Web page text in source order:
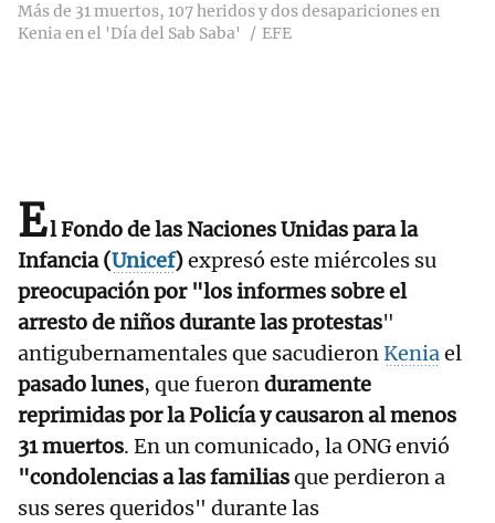
Más de 31 muertos, 107 heridos y dos desapariciones en
Kenia en el 'Día del Sab Saba'
EFE
El Fondo de las Naciones Unidas para la
Infancia (Unicef)expresó este miércoles su
preocupación por "los informes sobre el
arresto de niños durante las protestas"
antigubernamentales que sacudieronKeniael
pasado lunes, que fueronduramente
reprimidas por la Policía y causaron al menos
31 muertos. En un comunicado, la ONG envió
"condolencias a las familiasque perdieron a
sus seres queridos" durante las